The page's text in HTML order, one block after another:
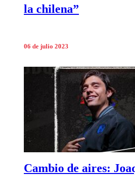
la chilena”
06 de julio 2023
Cambio de aires: